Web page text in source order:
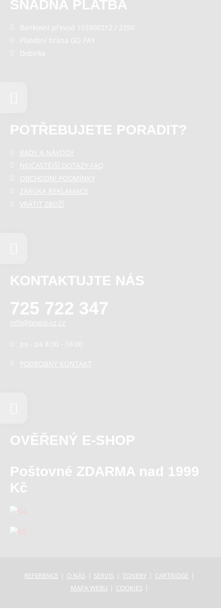
SNADNÁ PLATBA
Bankovní převod 103900212 / 2250
Platební brána GO PAY
Dobírka
POTŘEBUJETE PORADIT?
RADY A NÁVODY
NEJČASTĚJŠÍ DOTAZY FAQ
OBCHODNÍ PODMÍNKY
ZÁRUKA REKLAMACE
VRÁTIT ZBOŽÍ
KONTAKTUJTE NÁS
725 722 347
info@texpo-cz.cz
po - pá 8:30 - 16:00
PODROBNÝ KONTAKT
OVĚŘENÝ E-SHOP
Poštovné ZDARMA nad 1999
Kč
REFERENCE O NÁS SERVIS TONERY
CARTRIDGE
MAPA WEBU
COOKIES